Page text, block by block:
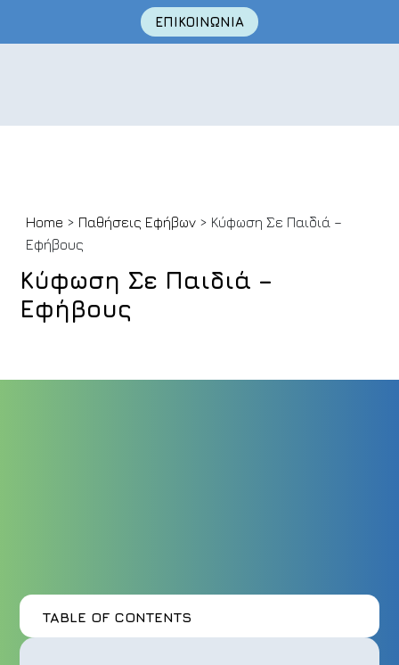
content
ΕΠΙΚΟΙΝΩΝΙΑ
Home > Παθήσεις Εφήβων > Κύφωση Σε Παιδιά –
Εφήβους
Κύφωση Σε Παιδιά –
Εφήβους
TABLE OF CONTENTS